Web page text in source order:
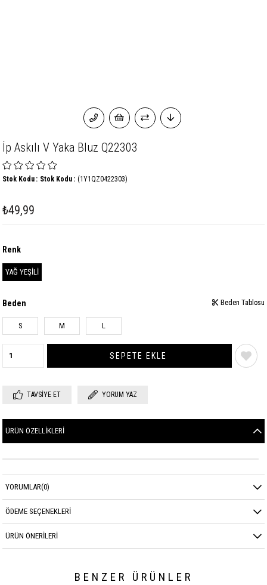
İp Askılı V Yaka Bluz Q22303
(1Y1QZ0422303)
Stok Kodu Stok Kodu
₺49,99
Renk
YAĞ YEŞİLİ
Beden
S M L
Beden Tablosu
Beden Tablosu
TAVSIYE ET YORUM YAZ
ÜRÜN ÖZELLIKLERI
YORUMLAR(0)
ÖDEME SEÇENEKLERI
ÜRÜN ÖNERILERI
BENZER ÜRÜNLER